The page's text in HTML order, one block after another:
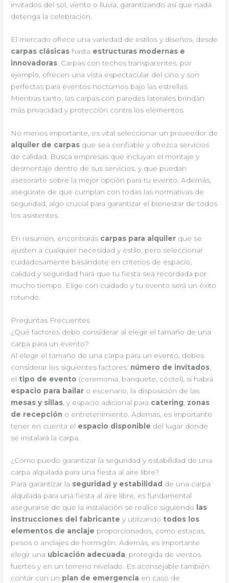
invitados del sol, viento o lluvia, garantizando así que nada
detenga la celebración.
El mercado ofrece una variedad de estilos y diseños, desde
carpas clásicas hasta estructuras modernas e
innovadoras . Carpas con techos transparentes, por
ejemplo, ofrecen una vista espectacular del ciño y son
perfectas para eventos nocturnos bajo las estrellas.
Mientras tanto, las carpas con paredes laterales brindan
más privacidad y protección contra los elementos.
No menos importante, es vital seleccionar un proveedor de
alquiler de carpas que sea confiable y ofrezca servicios
de calidad. Busca empresas que incluyan el montaje y
desmontaje dentro de sus servicios, y que puedan
asesorarte sobre la mejor opción para tu evento. Además,
asegúrate de que cumplan con todas las normativas de
seguridad, algo crucial para garantizar el bienestar de todos
los asistentes.
En resumen, encontrarás carpas para alquiler que se
ajusten a cualquier necesidad y estilo, pero seleccionar
cuidadosamente basándote en criterios de espacio,
calidad y seguridad hará que tu fiesta sea recordada por
mucho tiempo. Elige con cuidado y tu evento será un éxito
rotundo.
Preguntas Frecuentes
¿Qué factores debo considerar al elegir el tamaño de una
carpa para un evento?
Al elegir el tamaño de una carpa para un evento, debes
considerar los siguientes factores: número de invitados
el tipo de evento (ceremonia, banquete, cóctel), si habrá
espacio para bailar o escenario, la disposición de las
mesas y sillas , y espacio adicional para catering zonas
de recepción o entretenimiento. Además, es importante
tener en cuenta el espacio disponible del lugar donde
se instalará la carpa.
¿Cómo puedo garantizar la seguridad y estabilidad de una
carpa alquilada para una fiesta al aire libre?
Para garantizar la seguridad y estabilidad de una carpa
alquilada para una fiesta al aire libre, es fundamental
asegurarse de que la instalación se realice siguiendo
las
instrucciones del fabricante y utilizando todos los
elementos de anclaje proporcionados, como estacas,
pesos o anclajes de hormigón. Además, es importante
elegir una ubicación adecuada, protegida de vientos
fuertes y en un terreno nivelado. Es aconsejable también
contar con un plan de emergencia en caso de